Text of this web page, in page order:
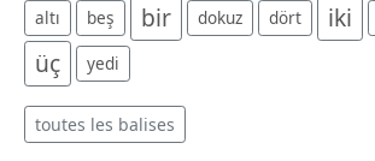
altı beş bir dokuz dört iki
üç yedi
toutes les balises